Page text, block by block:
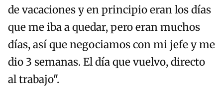
de vacaciones y en principio eran los días
que me iba a quedar, pero eran muchos
días, así que negociamos con mi jefe y me
dio 3 semanas. El día que vuelvo, directo
al trabajo".